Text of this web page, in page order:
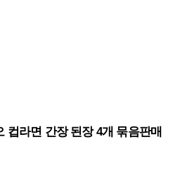
컵라면 간장 된장 4개 묶음판매